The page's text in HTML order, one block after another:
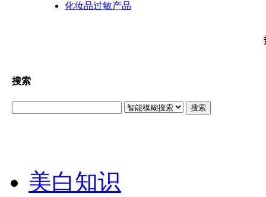
化妆品过敏产品
搜索
搜索
美白知识